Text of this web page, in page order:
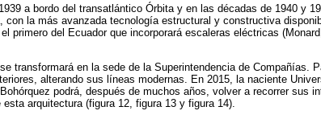
a bordo del transatlántico Órbita y en las décadas de 1940 y
con la más avanzada tecnología estructural y constructiva
primero del Ecuador que incorporará escaleras eléctricas
transformará en la sede de la Superintendencia de Compañías.
alterando sus líneas modernas. En 2015, la naciente
podrá, después de muchos años, volver a recorrer sus
arquitectura (figura 12, figura 13 y figura 14).